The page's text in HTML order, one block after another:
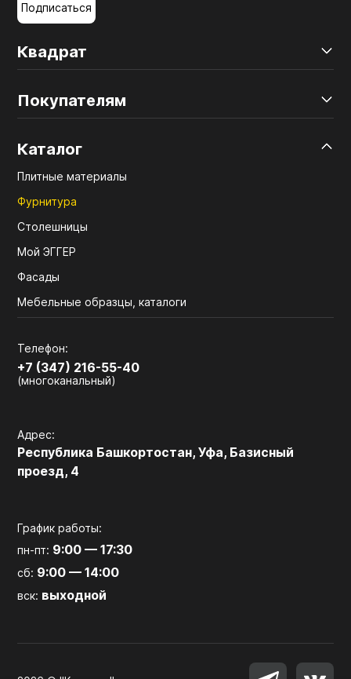
Квадрат
Покупателям
Каталог
Плитные материалы
Фурнитура
Столешницы
Мой ЭГГЕР
Фасады
Мебельные образцы, каталоги
Телефон:
+7 (347) 216-55-40
(многоканальный)
Адрес:
Республика Башкортостан, Уфа, Базисный
проезд, 4
График работы:
пн-пт: 9:00 — 17:30
сб: 9:00 — 14:00
вск: выходной
Подписаться